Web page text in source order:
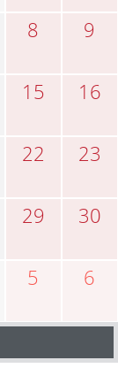
8 9
15 16
22 23
29 30
5 6